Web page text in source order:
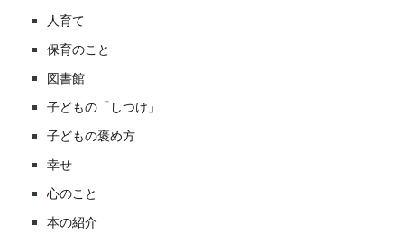
人育て
保育のこと
図書館
子どもの「しつけ」
子どもの褒め方
幸せ
心のこと
本の紹介